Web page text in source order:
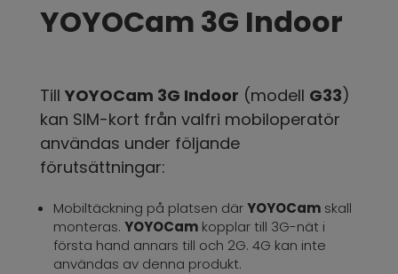
YOYOCam 3G Indoor
Till YOYOCam 3G Indoor (modell G33)
kan SIM-kort från valfri mobiloperatör
användas under följande
förutsättningar:
Mobiltäckning på platsen därYOYOCamskall
monteras. YOYOCamkopplar till 3G-nät i
första hand annars till och 2G. 4G kan inte
användas av denna produkt.